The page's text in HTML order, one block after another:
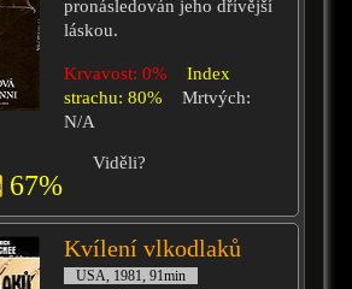
pronásledován jeho dřívější
láskou.
Krvavost: 0%
Index
strachu: 80%
Mrtvých:
N/A
67%
Viděli?
Kvílení vlkodlaků
USA, 1981, 91min